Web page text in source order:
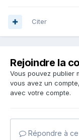
Citer
Rejoindre la
Vous pouvez publier
vous avez un compte,
avec votre compte.
Répondre à